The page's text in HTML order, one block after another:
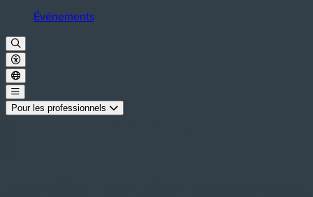
Événements
Pour les professionnels